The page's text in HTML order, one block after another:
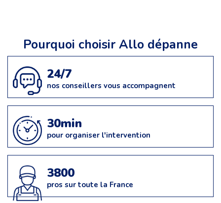
Pourquoi choisir Allo dépanne
24/7
nos conseillers vous accompagnent
30min
pour organiser l'intervention
3800
pros sur toute la France